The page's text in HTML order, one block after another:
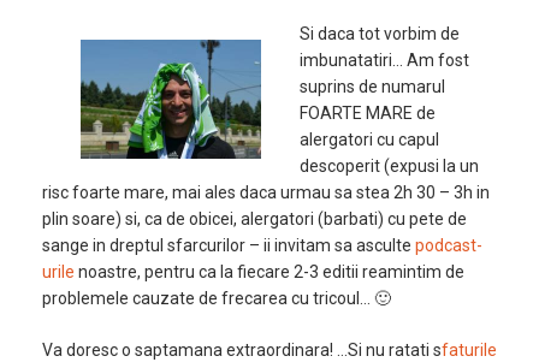
Si daca tot vorbim de
imbunatatiri… Am fost
suprins de numarul
FOARTE MARE de
alergatori cu capul
descoperit (expusi la un
risc foarte mare, mai ales daca urmau sa stea 2h 30 – 3h in
plin soare) si, ca de obicei, alergatori (barbati) cu pete de
sange in dreptul sfarcurilor – ii invitam sa asculte podcast-
urile noastre, pentru ca la fiecare 2-3 editii reamintim de
problemele cauzate de frecarea cu tricoul… 🙂
Va doresc o saptamana extraordinara! …Si nu ratati sfaturile